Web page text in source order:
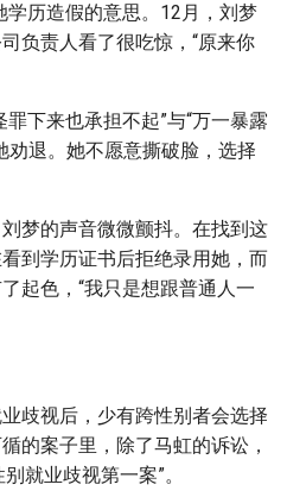
学历造假的意思。12月，刘梦
负责人看了很吃惊，“原来你
下来也承担不起”与“万一暴露
劝退。她不愿意撕破脸，选择
梦的声音微微颤抖。在找到这
到学历证书后拒绝录用她，而
起色，“我只是想跟普通人一
歧视后，少有跨性别者会选择
的案子里，除了马虹的诉讼，
就业歧视第一案”。